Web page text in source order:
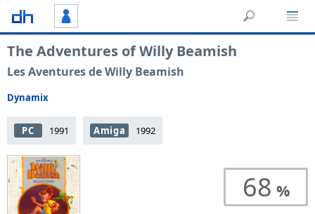
The Adventures of Willy Beamish
Les Aventures de Willy Beamish
Dynamix
PC 1991 Amiga 1992
68